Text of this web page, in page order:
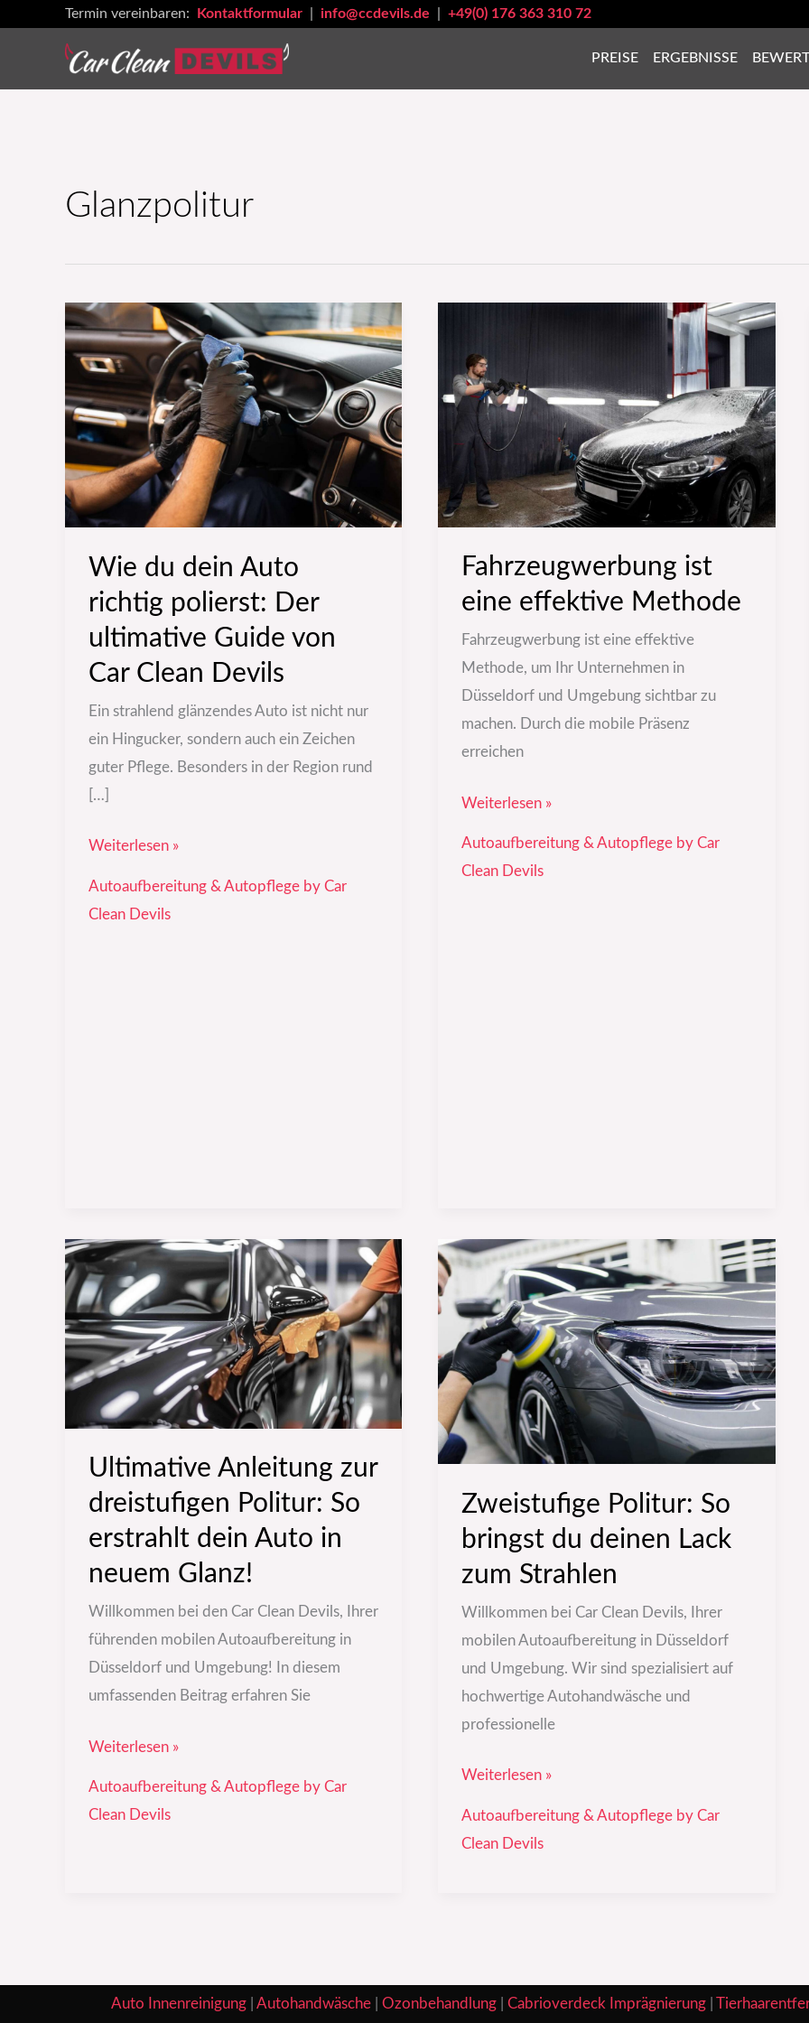
Termin vereinbaren: Kontaktformular info@ccdevils.de +49(0) 176 363 310 72
PREISE ERGEBNISSE
Glanzpolitur
Wie du dein Auto
richtig polierst: Der
ultimative Guide von
Car Clean Devils
Ein strahlend glänzendes Auto ist nicht nur
ein Hingucker, sondern auch ein Zeichen
guter Pflege. Besonders in der Region rund
[…]
Wie
du
dein
Auto
richtig
polierst:
Der
ultimative
von
Car
Clean
Devils
Weiterlesen »
Autoaufbereitung & Autopflege by Car
Clean Devils
Fahrzeugwerbung ist
eine effektive Methode
Fahrzeugwerbung ist eine effektive
Methode, um Ihr Unternehmen in
Düsseldorf und Umgebung sichtbar zu
machen. Durch die mobile Präsenz
erreichen
eine
effektive
Methode
Weiterlesen »
Autoaufbereitung & Autopflege by Car
Clean Devils
Ultimative Anleitung zur
dreistufigen Politur: So
erstrahlt dein Auto in
neuem Glanz!
Willkommen bei den Car Clean Devils, Ihrer
führenden mobilen Autoaufbereitung in
Düsseldorf und Umgebung! In diesem
umfassenden Beitrag erfahren Sie
Ultimative
Anleitung
zur
dreistufigen
Politur:
So
erstrahlt
Auto
in
neuem
Weiterlesen »
Autoaufbereitung & Autopflege by Car
Clean Devils
Zweistufige Politur: So
bringst du deinen Lack
zum Strahlen
Willkommen bei Car Clean Devils, Ihrer
mobilen Autoaufbereitung in Düsseldorf
und Umgebung. Wir sind spezialisiert auf
hochwertige Autohandwäsche und
professionelle
Zweistufige
Politur:
So
bringst
du
deinen
Lack
zum
Weiterlesen »
Autoaufbereitung & Autopflege by Car
Clean Devils
Auto Innenreinigung| Autohandwäsche| Ozonbehandlung| Cabrioverdeck Imprägnierung|